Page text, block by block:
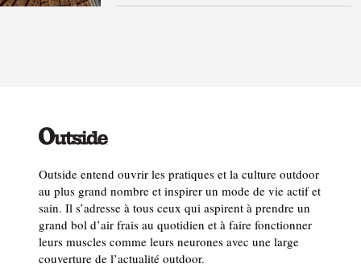
Outside entend ouvrir les pratiques et la culture outdoor
au plus grand nombre et inspirer un mode de vie actif et
sain. Il s’adresse à tous ceux qui aspirent à prendre un
grand bol d’air frais au quotidien et à faire fonctionner
leurs muscles comme leurs neurones avec une large
couverture de l’actualité outdoor.